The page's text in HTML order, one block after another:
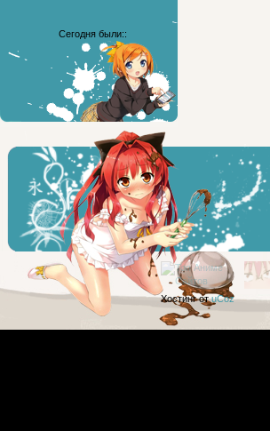
Сегодня были::
Хостинг отuCoz